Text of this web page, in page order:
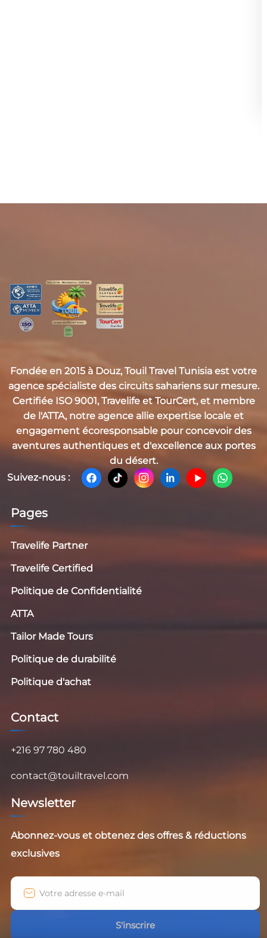
Fondée en 2015 à Douz, Touil Travel Tunisia est votre
agence spécialiste des circuits sahariens sur mesure.
Certifiée ISO 9001, Travelife et TourCert, et membre
de l'ATTA, notre agence allie expertise locale et
engagement écoresponsable pour concevoir des
aventures authentiques et d'excellence aux portes
du désert.
Suivez-nous :
Pages
Travelife Partner
Travelife Certified
Politique de Confidentialité
ATTA
Tailor Made Tours
Politique de durabilité
Politique d'achat
Contact
+216 97 780 480
contact@touiltravel.com
Newsletter
Abonnez-vous et obtenez des offres & réductions
exclusives
S'inscrire